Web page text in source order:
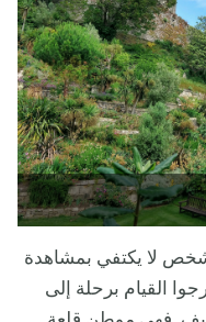
شخص لا يكتفي بمشاهدة
القيام برحلة إلى